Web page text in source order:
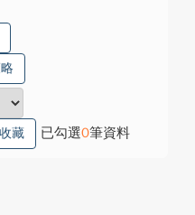
收藏 已勾選0筆資料